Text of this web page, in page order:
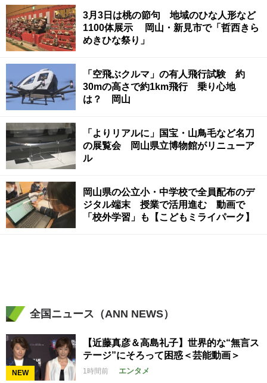
3月3日は桃の節句 地域のひな人形など
1100体展示 岡山・新見市で「哲西きら
めきひな祭り」
「空飛ぶクルマ」の有人飛行試験 約
30mの高さで約1km飛行 乗り心地
は？ 岡山
「よりリアルに」国宝・山鳥毛など名刀
の展覧会 岡山県立博物館がリニューア
ル
岡山県の公立小・中学校で全員配布のデ
ジタル端末 授業で活用進む 動画で
「校外学習」も【こどもミライパーク】
全国ニュース（ANN NEWS）
NEW
【近藤真彦＆高島礼子】世界的な“無言ス
テージ”にそろって困惑＜芸能動画＞
1時間前 エンタメ